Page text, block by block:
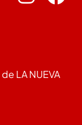
LA NUEVA